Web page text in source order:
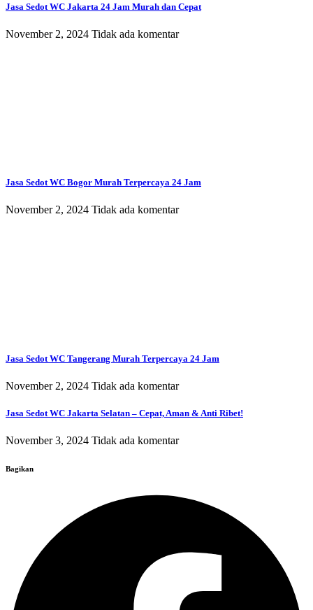
Jasa Sedot WC Jakarta 24 Jam Murah dan Cepat
November 2, 2024 Tidak ada komentar
Jasa Sedot WC Bogor Murah Terpercaya 24 Jam
November 2, 2024 Tidak ada komentar
Jasa Sedot WC Tangerang Murah Terpercaya 24 Jam
November 2, 2024 Tidak ada komentar
Jasa Sedot WC Jakarta Selatan – Cepat, Aman & Anti Ribet!
November 3, 2024 Tidak ada komentar
Bagikan